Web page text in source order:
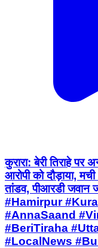
कुरारा: बेरी तिराहे
आरोपी को दौड़ाया,
तांडव, पीआरडी जवान
#Hamirpur
#AnnaSaand
#BeriTiraha
#LocalNews